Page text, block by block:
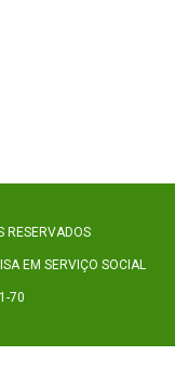
RESERVADOS
EM SERVIÇO SOCIAL
70